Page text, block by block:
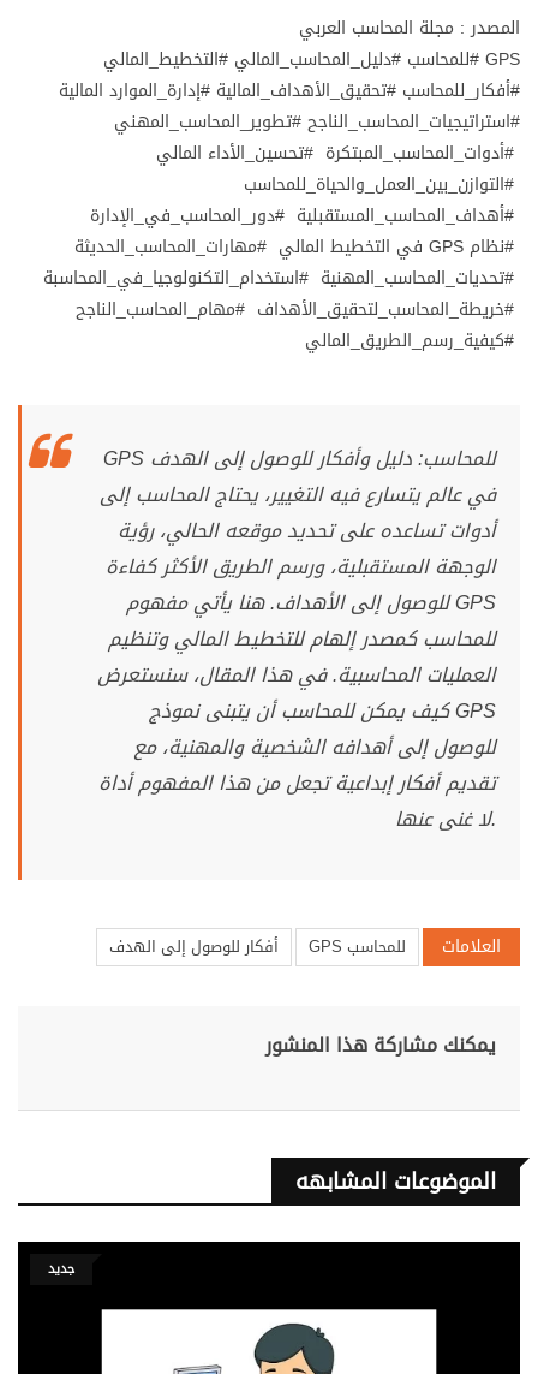
المصدر : مجلة المحاسب العربي
GPS #للمحاسب #دليل_المحاسب_المالي #التخطيط_المالي
#أفكار_للمحاسب #تحقيق_الأهداف_المالية #إدارة_الموارد المالية
#استراتيجيات_المحاسب_الناجح #تطوير_المحاسب_المهني
#أدوات_المحاسب_المبتكرة #تحسين_الأداء المالي
#التوازن_بين_العمل_والحياة_للمحاسب
#أهداف_المحاسب_المستقبلية #دور_المحاسب_في_الإدارة
#نظام GPS في التخطيط المالي #مهارات_المحاسب_الحديثة
#تحديات_المحاسب_المهنية #استخدام_التكنولوجيا_في_المحاسبة
#خريطة_المحاسب_لتحقيق_الأهداف #مهام_المحاسب_الناجح
#كيفية_رسم_الطريق_المالي
GPS للمحاسب: دليل وأفكار للوصول إلى الهدف
في عالم يتسارع فيه التغيير، يحتاج المحاسب إلى
أدوات تساعده على تحديد موقعه الحالي، رؤية
الوجهة المستقبلية، ورسم الطريق الأكثر كفاءة
للوصول إلى الأهداف. هنا يأتي مفهوم GPS
للمحاسب كمصدر إلهام للتخطيط المالي وتنظيم
العمليات المحاسبية. في هذا المقال، سنستعرض
كيف يمكن للمحاسب أن يتبنى نموذج GPS
للوصول إلى أهدافه الشخصية والمهنية، مع
تقديم أفكار إبداعية تجعل من هذا المفهوم أداة
لا غنى عنها.
العلامات GPS للمحاسب أفكار للوصول إلى الهدف
يمكنك مشاركة هذا المنشور
الموضوعات المشابهه
جديد